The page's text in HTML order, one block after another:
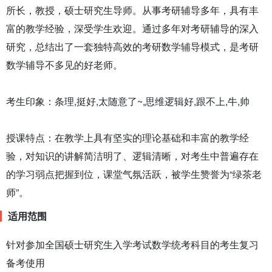
所长，教授，硕士研究生导师。从事考研辅导多年，具有丰
富的教学经验，深受学生欢迎。通过多年对考研辅导的深入
研究，总结出了一套独特高效的考研数学辅导模式，是考研
数学辅导不多见的好老师。
考生印象：条理,挺好,太随意了~,思维逻辑好,跟不上,牛,帅
授课特点：在教学上具有坚实的理论基础和丰富的教学经
验，对知识的讲解简洁明了、逻辑清晰，对考生中普遍存在
的学习弱点把握到位，课堂气氛活跃，被学生赞誉为“绿茶老
师”。
适用范围
针对参加全国硕士研究生入学考试数学统考科目的考生复习
备考使用